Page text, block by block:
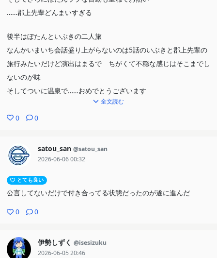
……郡上先輩どんまいすぎる
後半はぼたんといぶきの二人旅
なんかいまいち会話盛り上がらないのは5話のいぶきと郡上先輩の
旅行みたいだけど演出はまるで ちがくて不穏な感じはそこまでし
ないのが味
そしてついに温泉で……おめでとうございます
いつも積極的なぼたんがなかなか言葉にできず、どちらかといえば
いや思えばそもそも途中からはいぶきからのアピールが多かったか
そして好きですとか付き合いましょうじゃなくて友達やめようって
言葉になる（関係性はもちろん進む）のがこの作品らしい
幸あれ
全文読む
0 0
satou_san @satou_san
2026-06-06 00:32
とても良い
公言してないだけで付き合ってる状態だったのが遂に進んだ
0 0
伊勢しずく @isesizuku
2026-06-05 20:46